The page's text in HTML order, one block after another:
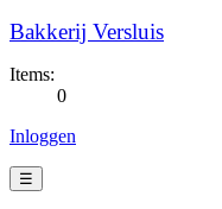
Bakkerij Versluis
Items:
0
Inloggen
☰